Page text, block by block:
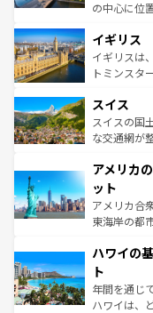
れ、フラン
香り高いラ
らに、パリ
も豊かな歴
を参照して
の中心に位
顔を持つこ
ルリンの文
してライン
は、お酒好きな
ドイツ情報
イギリス
イギリスは
トミンスタ
リアごとに
ティー、ビ
戦など、本
ンツ一覧を
スイス
スイスの国
な交通網が
の建物がそ
博物館もあ
ことができ
者向けの交
着のスイス
アメリカ
ット
アメリカ合
東海岸の都
のような巨
ンメントが
西部には大
ストーン国
ハワイの
ト
年間を通じ
ハワイは、